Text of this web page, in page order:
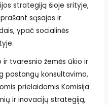
strategiją šioje srityje,
sąsajas ir
ypač socialinės
tvaresnio žemės ūkio ir
pastangų konsultavimo,
prielaidomis Komisija
ir inovacijų strategiją,